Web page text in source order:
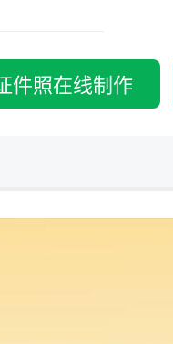
件照在线制作